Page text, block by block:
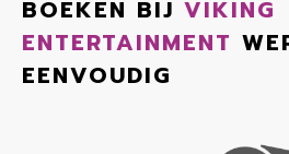
BOEKEN BIJ VIKING
ENTERTAINMENT
EENVOUDIG